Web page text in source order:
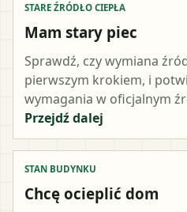
STARE ŹRÓDŁO CIEPŁA
Mam stary piec
Sprawdź, czy wymiana
pierwszym krokiem, i
wymagania w oficjalnym
Przejdź dalej
STAN BUDYNKU
Chcę ocieplić dom